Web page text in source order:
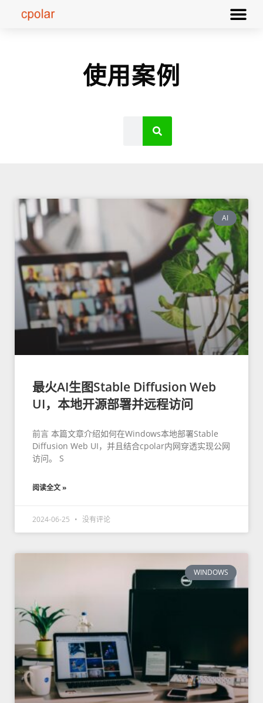
使用案例
AI
最火AI生图Stable Diffusion Web
UI，本地开源部署并远程访问
前言 本篇文章介绍如何在Windows本地部署Stable
Diffusion Web UI，并且结合cpolar内网穿透实现公网
访问。 S
阅读全文 »
2024-06-25 没有评论
WINDOWS